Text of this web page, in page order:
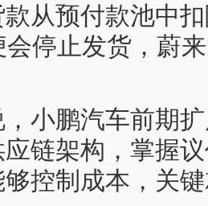
从预付款池中
会停止发货，蔚
鹏汽车前期扩
链架构，掌握
控制成本，关